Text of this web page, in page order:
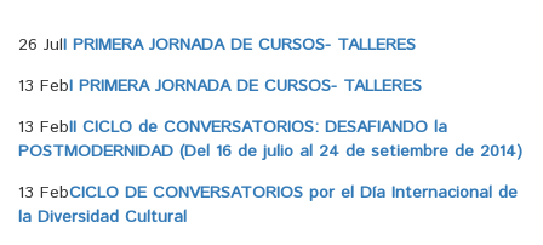
26 JulI PRIMERA JORNADA DE CURSOS- TALLERES
13 FebI PRIMERA JORNADA DE CURSOS- TALLERES
13 FebII CICLO de CONVERSATORIOS: DESAFIANDO la
POSTMODERNIDAD (Del 16 de julio al 24 de setiembre de 2014)
13 FebCICLO DE CONVERSATORIOS por el Día Internacional de
la Diversidad Cultural